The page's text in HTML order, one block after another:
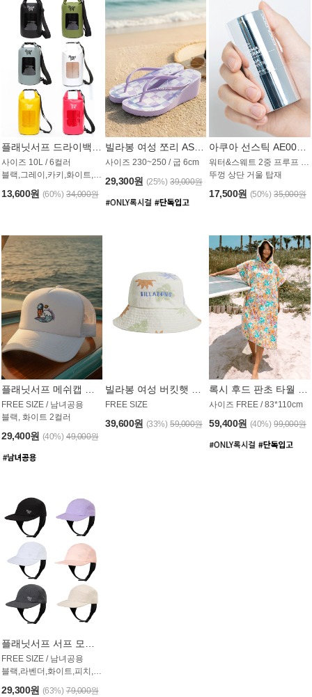
사이즈 10L / 6컬러
블랙,그레이,카키,화이트,옐로우,핑크
13,600원 (60%) 34,000원
사이즈 230~250 / 굽 6cm
29,300원 (25%) 39,000원
워터&스웨트 2중 프루프 / SPF 50+
뚜껑 상단 거울 탑재
17,500원 (50%) 35,000원
FREE SIZE / 남녀공용
블랙, 화이트 2컬러
29,400원 (40%) 49,000원
FREE SIZE
39,600원 (33%) 59,000원
사이즈 FREE / 83*110cm
59,400원 (40%) 99,000원
플래닛서프 서프 모자 UAC007PS
FREE SIZE / 남녀공용
블랙,라벤더,화이트,피치,그레이,오트밀 6컬러
29,300원 (63%) 79,000원